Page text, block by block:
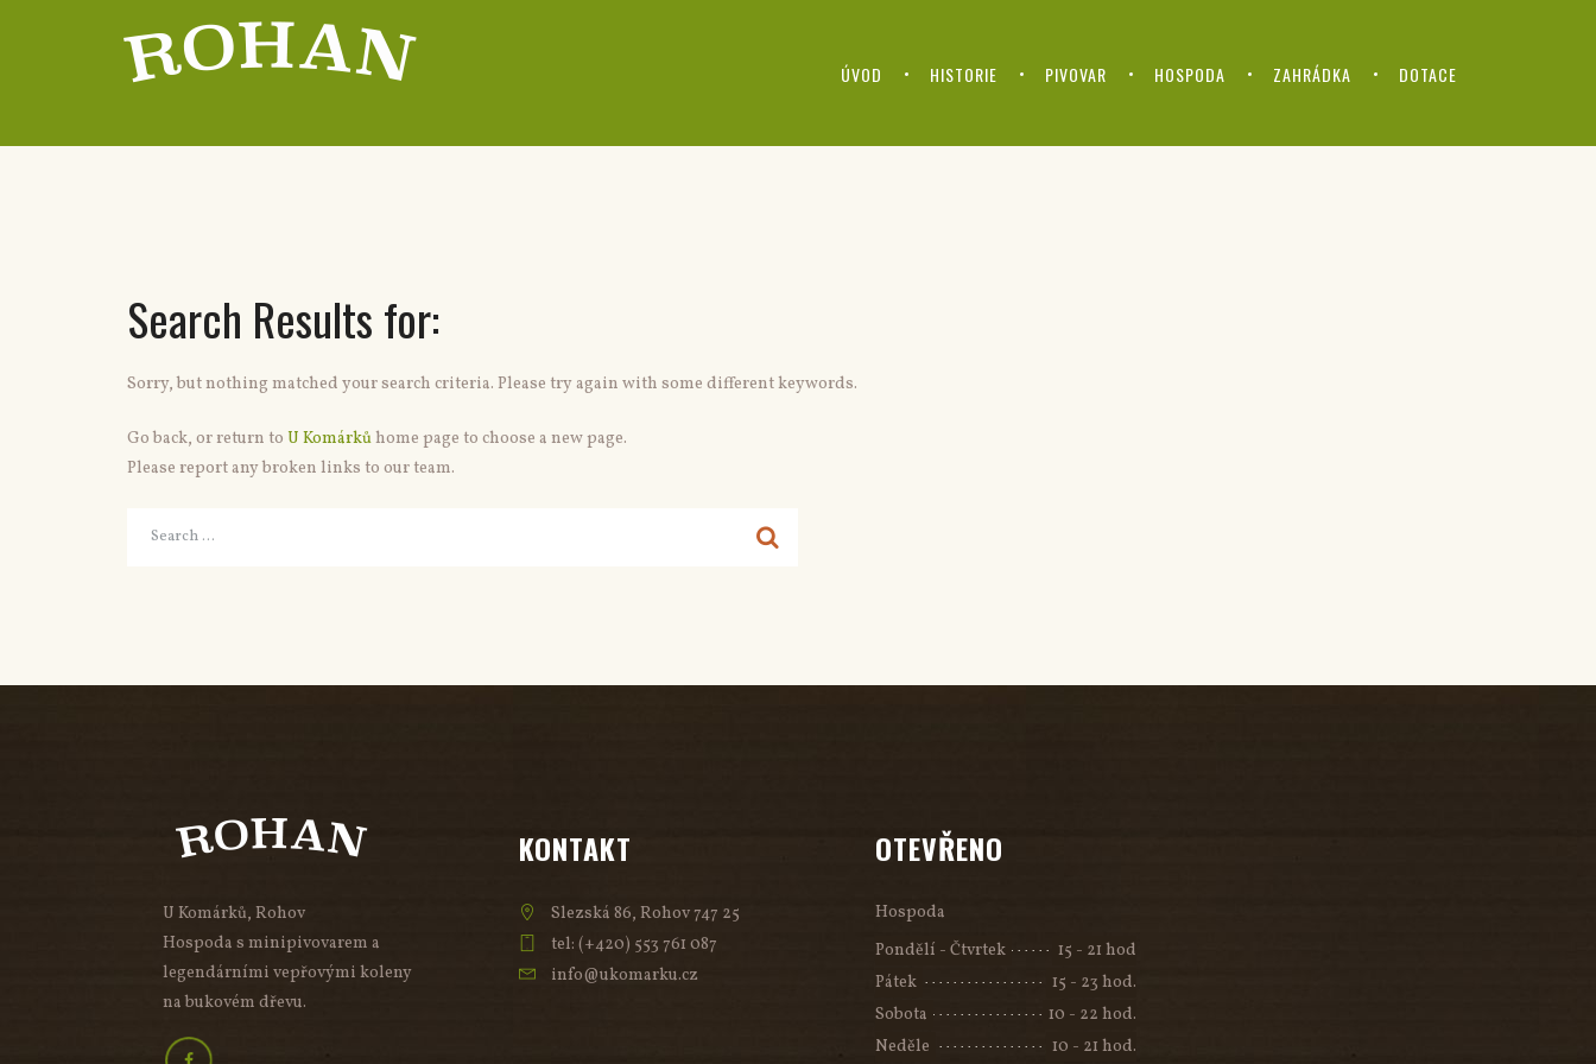
ÚVOD HISTORIE PIVOVAR HOSPODA ZAHRÁDKA DOTACE
Search Results for:
Sorry, but nothing matched your search criteria. Please try again with some different keywords.
Go back, or return to U Komárkůhome page to choose a new page.
Please report any broken links to our team.
U Komárků, Rohov
Hospoda s minipivovarem a
legendárními vepřovými koleny
na bukovém dřevu.
KONTAKT
Slezská 86, Rohov 747 25
tel: (+420) 553 761 087
info@ukomarku.cz
OTEVŘENO
Hospoda
Pondělí - Čtvrtek
15 - 21 hod
Pátek
15 - 23 hod.
Sobota
10 - 22 hod.
Neděle
10 - 21 hod.